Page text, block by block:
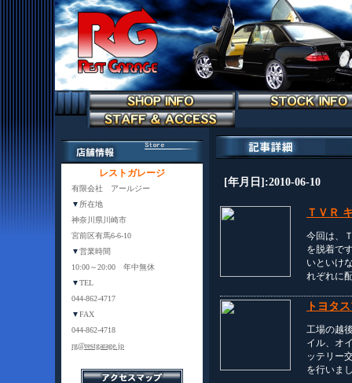
レストガレージ
有限会社 アールジー
▼ 所在地
神奈川県川崎市
宮前区有馬6-6-10
▼営業時間
10:00～20:00 年中無休
▼TEL
044-862-4717
▼FAX
044-862-4718
rg@restgarage.jp
[年月日]:2010-06-10
ＴＶＲ
今回は、
を脱着で
いといけ
れぞれに
トヨタ
工場の越
イル、オ
ッテリー
を行いま